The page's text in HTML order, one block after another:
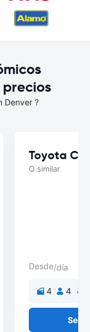
Denver ?
Toyota
O similar
Desde/día
4 4